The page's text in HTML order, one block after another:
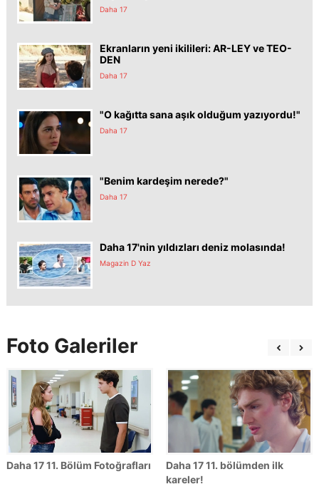
Daha 17
Ekranların yeni ikilileri: AR-LEY ve TEO-
DEN
Daha 17
"O kağıtta sana aşık olduğum yazıyordu!"
Daha 17
"Benim kardeşim nerede?"
Daha 17
Daha 17'nin yıldızları deniz molasında!
Magazin D Yaz
Foto Galeriler
Daha 17 11. Bölüm Fotoğrafları
Daha 17 11. bölümden ilk
kareler!